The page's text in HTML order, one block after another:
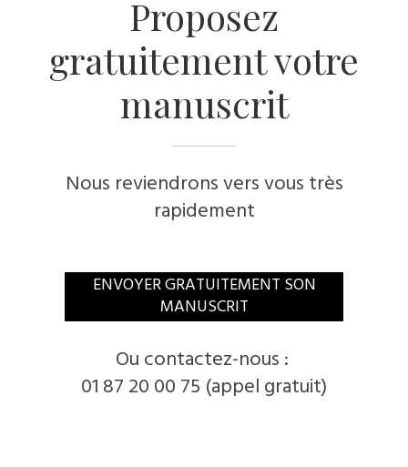
​Proposez
gratuitement votre
manuscrit
Nous reviendrons vers vous très
rapidement
​ENVOYER GRATUITEMENT SON
MANUSCRIT
​Ou contactez-nous :
01 87 20 00 75 (appel gratuit)